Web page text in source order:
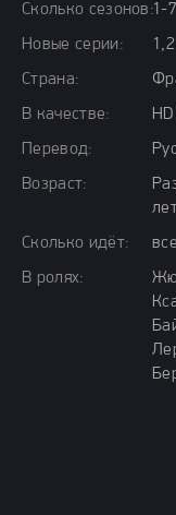
Сколько сезонов:1-
Новые серии:
Страна:
В качестве:
Перевод:
Возраст:
Сколько идёт:
В ролях: